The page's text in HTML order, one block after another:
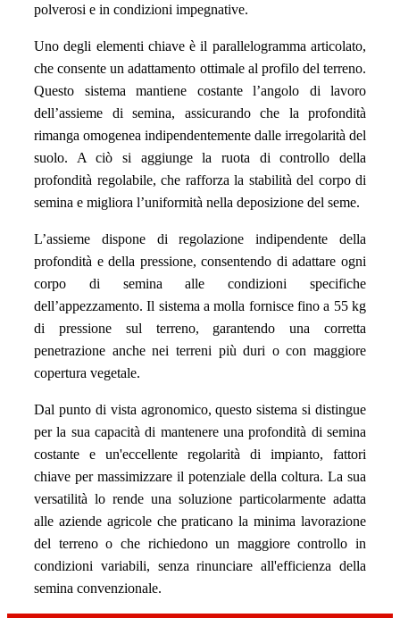
polverosi e in condizioni impegnative.
Uno degli elementi chiave è il parallelogramma articolato,
che consente un adattamento ottimale al profilo del terreno.
Questo sistema mantiene costante l’angolo di lavoro
dell’assieme di semina, assicurando che la profondità
rimanga omogenea indipendentemente dalle irregolarità del
suolo. A ciò si aggiunge la ruota di controllo della
profondità regolabile, che rafforza la stabilità del corpo di
semina e migliora l’uniformità nella deposizione del seme.
L’assieme dispone di regolazione indipendente della
profondità e della pressione, consentendo di adattare ogni
corpo di semina alle condizioni specifiche
dell’appezzamento. Il sistema a molla fornisce fino a 55 kg
di pressione sul terreno, garantendo una corretta
penetrazione anche nei terreni più duri o con maggiore
copertura vegetale.
Dal punto di vista agronomico, questo sistema si distingue
per la sua capacità di mantenere una profondità di semina
costante e un'eccellente regolarità di impianto, fattori
chiave per massimizzare il potenziale della coltura. La sua
versatilità lo rende una soluzione particolarmente adatta
alle aziende agricole che praticano la minima lavorazione
del terreno o che richiedono un maggiore controllo in
condizioni variabili, senza rinunciare all'efficienza della
semina convenzionale.